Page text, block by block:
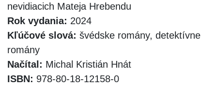
nevidiacich Mateja Hrebendu
Rok vydania: 2024
Kľúčové slová: švédske romány, detektívne
romány
Načítal: Michal Kristián Hnát
ISBN: 978-80-18-12158-0